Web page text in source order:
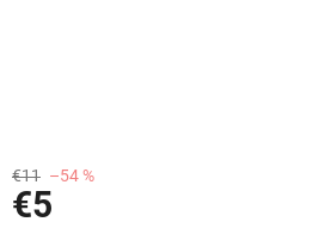
€11 –54 %
€5